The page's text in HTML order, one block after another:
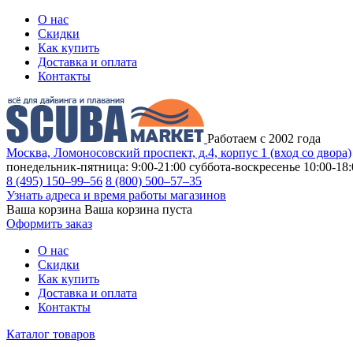
О нас
Скидки
Как купить
Доставка и оплата
Контакты
Работаем с 2002 года
Москва, Ломоносовский проспект, д.4, корпус 1 (вход со двора)
понедельник-пятница: 9:00-21:00 суббота-воскресенье 10:00-
8 (495) 150–99–56 8 (800) 500–57–35
Узнать адреса и время работы магазинов
Ваша корзина Ваша корзина пуста
Оформить заказ
О нас
Скидки
Как купить
Доставка и оплата
Контакты
Каталог товаров